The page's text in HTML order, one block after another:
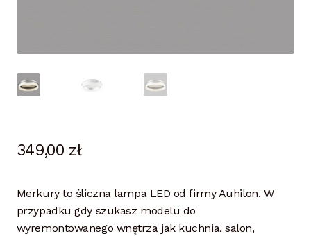
349,00 zł
Merkury to śliczna lampa LED od firmy Auhilon. W
przypadku gdy szukasz modelu do
wyremontowanego wnętrza jak kuchnia, salon,